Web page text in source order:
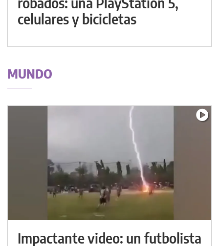
celulares y bicicletas
MUNDO
Impactante video: un futbolista